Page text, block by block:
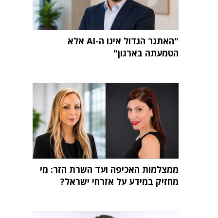
"האתגר הגדול אינו ה-AI אלא
הטמעתה בארגון"
ממצלמות האכיפה ועד השרת הזר: מי
מחזיק במידע על אזרחי ישראל?